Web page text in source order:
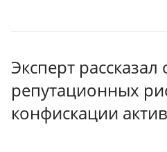
Эксперт рассказал
репутационных
конфискации